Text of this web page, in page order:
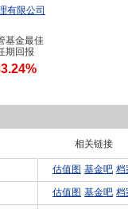
有限公司
基金最佳
期回报
相关链接
估值图 基金吧 档
估值图 基金吧 档